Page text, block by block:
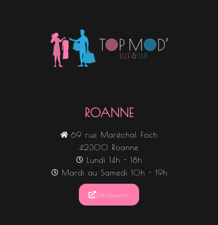
ROANNE
69 rue Maréchal Foch
42300 Roanne
Lundi 14h - 18h
Mardi au Samedi 10h - 19h
Découvrir